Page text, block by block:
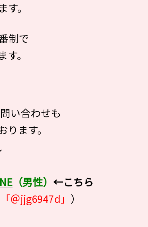
す。
制で
。
い合わせも
ります。
（男性） ←こちら
「＠jjg6947d」 ）